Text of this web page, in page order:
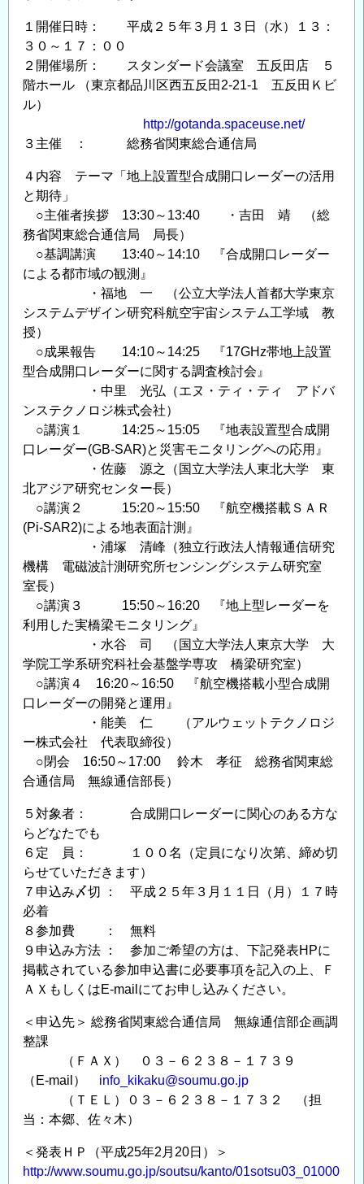
す
る
陸
海
合
測
網
の
誕
生
～
催
案
内
の
１開催日時： 平成２５年３月１３日（水）１３：
３０～１７：００
２開催場所： スタンダード会議室 五反田店 ５
階ホール （東京都品川区西五反田2-21-1 五反田Ｋビ
ル）
http://gotanda.spaceuse.net/
３主催 ： 総務省関東総合通信局
４内容 テーマ「地上設置型合成開口レーダーの活用
と期待」
○主催者挨拶 13:30～13:40 ・吉田 靖 （総
務省関東総合通信局 局長）
○基調講演 13:40～14:10 『合成開口レーダー
による都市域の観測』
・福地 一 （公立大学法人首都大学東京
システムデザイン研究科航空宇宙システム工学域 教
授）
○成果報告 14:10～14:25 『17GHz帯地上設置
型合成開口レーダーに関する調査検討会』
・中里 光弘（エヌ・ティ・ティ アドバ
ンステクノロジ株式会社）
○講演１ 14:25～15:05 『地表設置型合成開
口レーダー(GB-SAR)と災害モニタリングへの応用』
・佐藤 源之（国立大学法人東北大学 東
北アジア研究センター長）
○講演２ 15:20～15:50 『航空機搭載ＳＡＲ
(Pi-SAR2)による地表面計測』
・浦塚 清峰（独立行政法人情報通信研究
機構 電磁波計測研究所センシングシステム研究室
室長）
○講演３ 15:50～16:20 『地上型レーダーを
利用した実橋梁モニタリング』
・水谷 司 （国立大学法人東京大学 大
学院工学系研究科社会基盤学専攻 橋梁研究室）
○講演４ 16:20～16:50 『航空機搭載小型合成開
口レーダーの開発と運用』
・能美 仁 （アルウェットテクノロジ
ー株式会社 代表取締役）
○閉会 16:50～17:00 鈴木 孝征 総務省関東総
合通信局 無線通信部長）
５対象者： 合成開口レーダーに関心のある方な
らどなたでも
６定 員： １００名（定員になり次第、締め切
らせていただきます）
７申込み〆切 ： 平成２５年３月１１日（月）１７時
必着
８参加費 ： 無料
９申込み方法 ： 参加ご希望の方は、下記発表HPに
掲載されている参加申込書に必要事項を記入の上、Ｆ
ＡＸもしくはE-mailにてお申し込みください。
＜申込先＞ 総務省関東総合通信局 無線通信部企画調
整課
（ＦＡＸ） ０３－６２３８－１７３９
（E-mail） info_kikaku@soumu.go.jp
（ＴＥＬ）０３－６２３８－１７３２ （担
当：本郷、佐々木）
＜発表ＨＰ（平成25年2月20日）＞
http://www.soumu.go.jp/soutsu/kanto/01sotsu03_01000